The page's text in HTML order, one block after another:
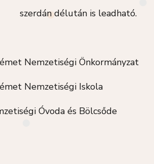
szerdán délután is leadható.
Önkormányzat
Iskola
Óvoda és Bölcsőde